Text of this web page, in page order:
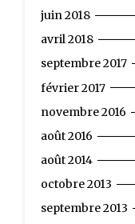
juin 2018
avril 2018
septembre 2017
février 2017
novembre 2016
août 2016
août 2014
octobre 2013
septembre 2013